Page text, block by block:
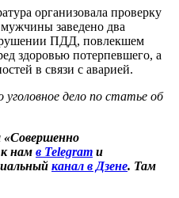
организовала проверку
заведено два
ПДД, повлекшем
здоровью потерпевшего, а
в связи с аварией.
дело по статье об
нам в Telegram и
канал в Дзене. Там